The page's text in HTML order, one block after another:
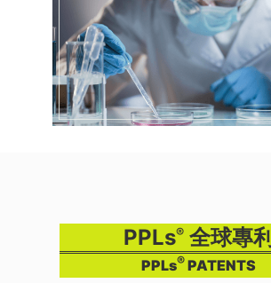
PPLs®全球專利
PPLs®PATENTS